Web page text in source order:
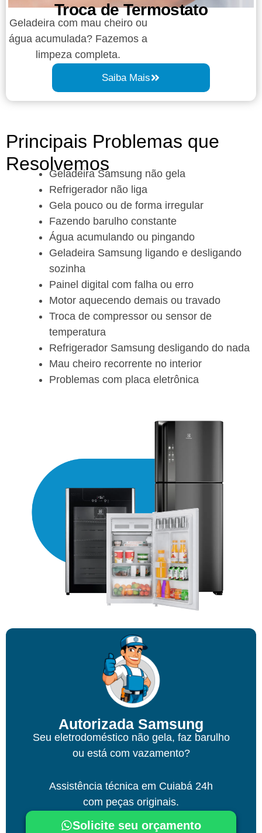
Troca de Termostato​
Geladeira com mau cheiro ou
água acumulada? Fazemos a
limpeza completa.
Saiba Mais
Principais Problemas que
Resolvemos​
Geladeira Samsung não gela
Refrigerador não liga
Gela pouco ou de forma irregular
Fazendo barulho constante
Água acumulando ou pingando
Geladeira Samsung ligando e desligando
sozinha
Painel digital com falha ou erro
Motor aquecendo demais ou travado
Troca de compressor ou sensor de
temperatura
Refrigerador Samsung desligando do nada
Mau cheiro recorrente no interior
Problemas com placa eletrônica
Autorizada Samsung
Seu eletrodoméstico não gela, faz barulho
ou está com vazamento?
Assistência técnica em Cuiabá 24h
com peças originais.
Solicite seu orçamento